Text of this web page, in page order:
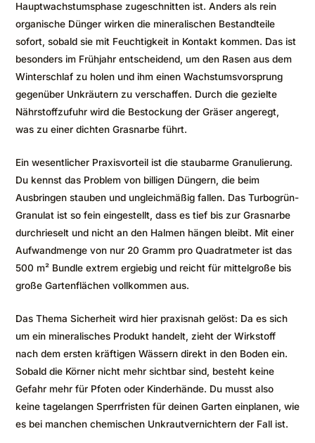
Hauptwachstumsphase zugeschnitten ist. Anders als rein
organische Dünger wirken die mineralischen Bestandteile
sofort, sobald sie mit Feuchtigkeit in Kontakt kommen. Das ist
besonders im Frühjahr entscheidend, um den Rasen aus dem
Winterschlaf zu holen und ihm einen Wachstumsvorsprung
gegenüber Unkräutern zu verschaffen. Durch die gezielte
Nährstoffzufuhr wird die Bestockung der Gräser angeregt,
was zu einer dichten Grasnarbe führt.
Ein wesentlicher Praxisvorteil ist die staubarme Granulierung.
Du kennst das Problem von billigen Düngern, die beim
Ausbringen stauben und ungleichmäßig fallen. Das Turbogrün-
Granulat ist so fein eingestellt, dass es tief bis zur Grasnarbe
durchrieselt und nicht an den Halmen hängen bleibt. Mit einer
Aufwandmenge von nur 20 Gramm pro Quadratmeter ist das
500 m² Bundle extrem ergiebig und reicht für mittelgroße bis
große Gartenflächen vollkommen aus.
Das Thema Sicherheit wird hier praxisnah gelöst: Da es sich
um ein mineralisches Produkt handelt, zieht der Wirkstoff
nach dem ersten kräftigen Wässern direkt in den Boden ein.
Sobald die Körner nicht mehr sichtbar sind, besteht keine
Gefahr mehr für Pfoten oder Kinderhände. Du musst also
keine tagelangen Sperrfristen für deinen Garten einplanen, wie
es bei manchen chemischen Unkrautvernichtern der Fall ist.